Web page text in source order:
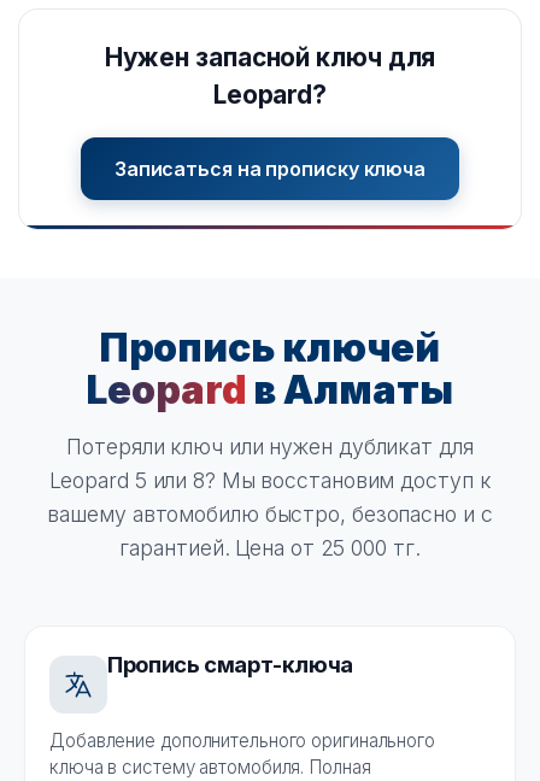
Нужен запасной ключ для
Leopard?
Записаться на прописку ключа
Пропись ключей
Leopard в Алматы
Потеряли ключ или нужен дубликат для
Leopard 5 или 8? Мы восстановим доступ к
вашему автомобилю быстро, безопасно и с
гарантией. Цена от 25 000 тг.
Пропись смарт-ключа
Добавление дополнительного оригинального
ключа в систему автомобиля. Полная